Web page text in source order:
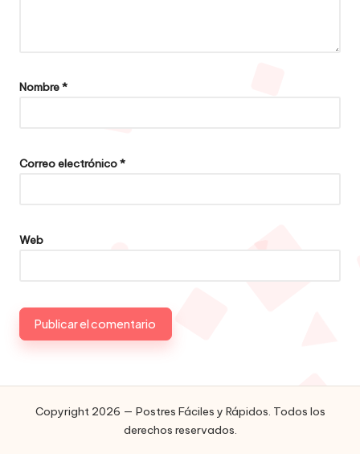
Nombre*
Correo electrónico*
Web
Copyright 2026 — Postres Fáciles y Rápidos. Todos los
derechos reservados.